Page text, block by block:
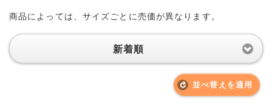
商品によっては、サイズごとに売価が異なります。
新着順
並べ替えを適用